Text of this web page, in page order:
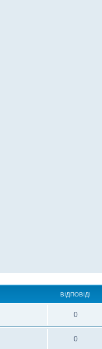
ВІДПОВІДІ
0
0